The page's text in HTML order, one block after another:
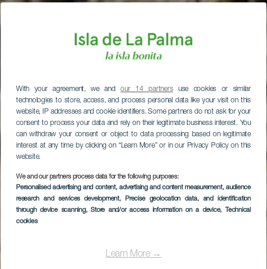
With your agreement, we andour 14 partnersuse cookies or similar
technologies to store, access, and process personal data like your visit on this
website, IP addresses and cookie identifiers. Some partners do not ask for your
consent to process your data and rely on their legitimate business interest. You
can withdraw your consent or object to data processing based on legitimate
interest at any time by clicking on “Learn More” or in our Privacy Policy on this
website.
We and our partners process data for the following purposes:
Personalised advertising and content, advertising and content measurement, audience
research and services development, Precise geolocation data, and identification
through device scanning, Store and/or access information on a device, Technical
cookies
Learn More →